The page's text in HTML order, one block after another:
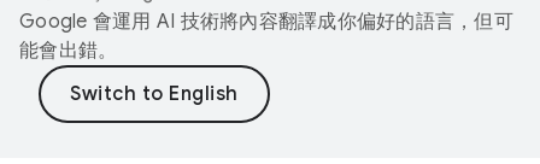
Google 會運用 AI 技術將內容翻譯成你偏好的語言，但可
能會出錯。